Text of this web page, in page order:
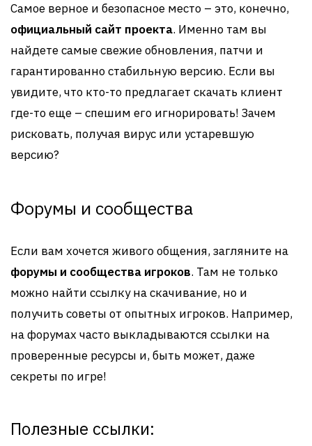
Самое верное и безопасное место – это, конечно,
официальный сайт проекта. Именно там вы
найдете самые свежие обновления, патчи и
гарантированно стабильную версию. Если вы
увидите, что кто-то предлагает скачать клиент
где-то еще – спешим его игнорировать! Зачем
рисковать, получая вирус или устаревшую
версию?
Форумы и сообщества
Если вам хочется живого общения, загляните на
форумы и сообщества игроков. Там не только
можно найти ссылку на скачивание, но и
получить советы от опытных игроков. Например,
на форумах часто выкладываются ссылки на
проверенные ресурсы и, быть может, даже
секреты по игре!
Полезные ссылки: